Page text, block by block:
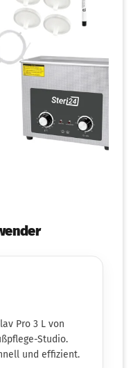
Pro 3 L von
Studio.
und effizient.